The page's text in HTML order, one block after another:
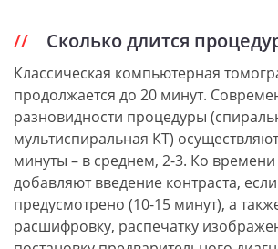
Сколько длится
Классическая компьютерная
продолжается до 20 минут.
разновидности процедуры
мультиспиральная КТ)
минуты – в среднем, 2-3. Ко
добавляют введение контраста,
предусмотрено (10-15 минут), а
расшифровку, распечатку